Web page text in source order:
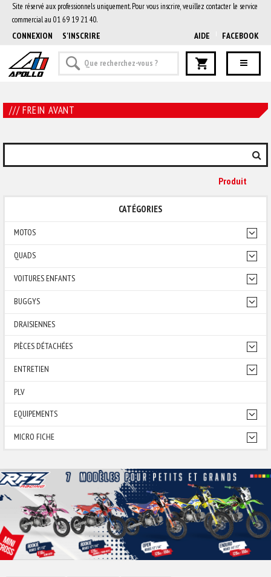
Site réservé aux professionnels uniquement. Pour vous inscrire, veuillez contacter le service
commercial au 01 69 19 21 40.
CONNEXION S'INSCRIRE AIDE FACEBOOK
/// FREIN AVANT
Produit
CATÉGORIES
MOTOS
QUADS
VOITURES ENFANTS
BUGGYS
DRAISIENNES
PIÈCES DÉTACHÉES
ENTRETIEN
PLV
EQUIPEMENTS
MICRO FICHE